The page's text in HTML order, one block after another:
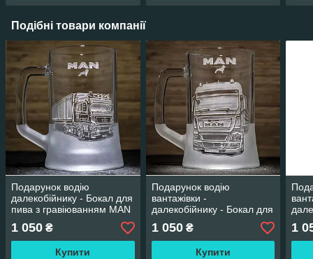
Подібні товари компанії
Подарунок водію
далекобійнику - Бокал для
пива з гравіюванням MAN
фура з напівпричепом
1 050 ₴
Купити
Подарунок водію
вантажівки -
далекобійнику - Бокал для
пива з гравіюванням MAN
Зерновоз фура з
напівпричепом
1 050₴
Купити
1